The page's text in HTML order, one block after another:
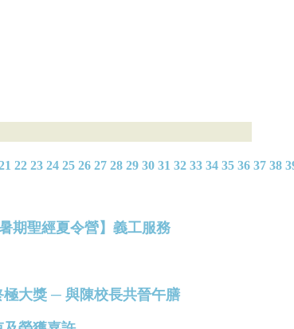
22 23 24 25 26 27 28 29 30 31 32 33 34 35 36 37 38
期聖經夏令營】義工服務
極大獎 ─ 與陳校長共晉午膳